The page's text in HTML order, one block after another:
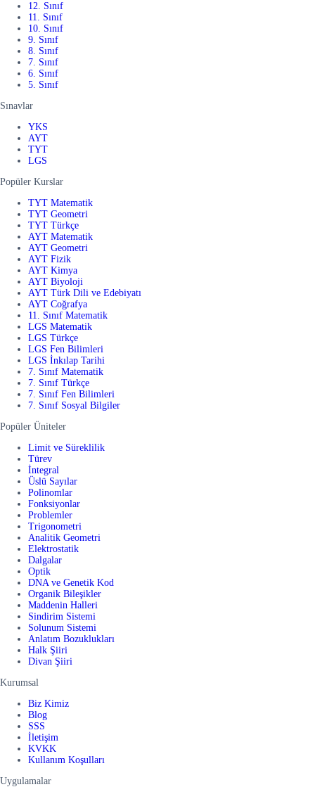
12. Sınıf
11. Sınıf
10. Sınıf
9. Sınıf
8. Sınıf
7. Sınıf
6. Sınıf
5. Sınıf
Sınavlar
YKS
AYT
TYT
LGS
Popüler Kurslar
TYT Matematik
TYT Geometri
TYT Türkçe
AYT Matematik
AYT Geometri
AYT Fizik
AYT Kimya
AYT Biyoloji
AYT Türk Dili ve Edebiyatı
AYT Coğrafya
11. Sınıf Matematik
LGS Matematik
LGS Türkçe
LGS Fen Bilimleri
LGS İnkılap Tarihi
7. Sınıf Matematik
7. Sınıf Türkçe
7. Sınıf Fen Bilimleri
7. Sınıf Sosyal Bilgiler
Popüler Üniteler
Limit ve Süreklilik
Türev
İntegral
Üslü Sayılar
Polinomlar
Fonksiyonlar
Problemler
Trigonometri
Analitik Geometri
Elektrostatik
Dalgalar
Optik
DNA ve Genetik Kod
Organik Bileşikler
Maddenin Halleri
Sindirim Sistemi
Solunum Sistemi
Anlatım Bozuklukları
Halk Şiiri
Divan Şiiri
Kurumsal
Biz Kimiz
Blog
SSS
İletişim
KVKK
Kullanım Koşulları
Uygulamalar